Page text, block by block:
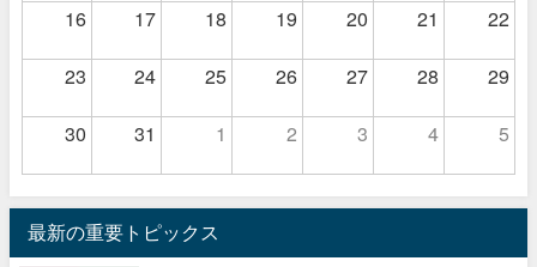
16 17 18 19 20 21 22
23 24 25 26 27 28 29
30 31 1 2 3 4 5
最新の重要トピックス